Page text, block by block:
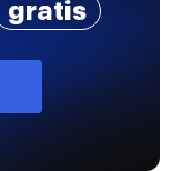
gratis